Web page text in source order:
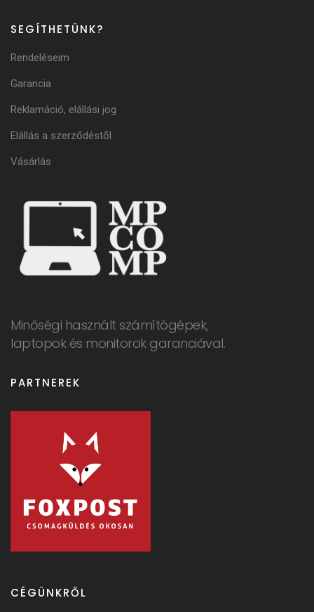
Minőségi használt számítógépek,
laptopok és monitorok garanciával.
CÉGÜNKRŐL
SEGÍTHETÜNK?
Rendeléseim
Garancia
Reklamáció, elállási jog
Elállás a szerződéstől
Vásárlás
PARTNEREK